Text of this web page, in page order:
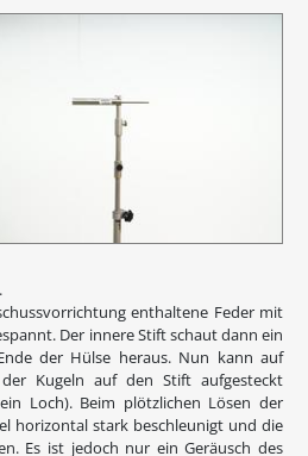
enthaltene Feder mit
Der innere Stift schaut dann ein
der Hülse heraus. Nun kann auf
Kugeln auf den Stift aufgesteckt
Loch). Beim plötzlichen Lösen der
horizontal stark beschleunigt und die
Es ist jedoch nur ein Geräusch des